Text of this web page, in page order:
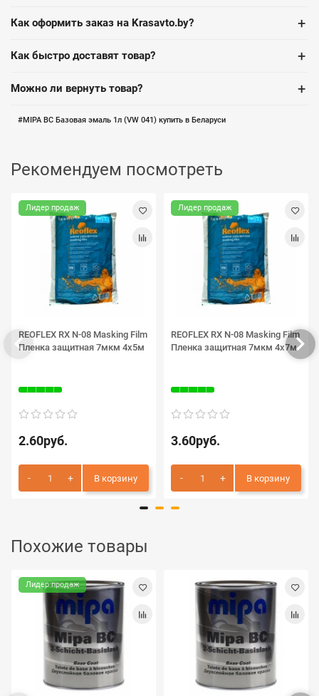
Как оформить заказ на Krasavto.by? +
Как быстро доставят товар? +
Можно ли вернуть товар? +
MIPA BC Базовая эмаль 1л (VW 041) купить в Беларуси
Рекомендуем посмотреть
Лидер продаж
REOFLEX RX N-08 Masking Film
Пленка защитная 7мкм 4х5м
2.60руб.
В корзину
Лидер продаж
REOFLEX RX N-08 Masking Film
Пленка защитная 7мкм 4х7м
3.60руб.
В корзину
Похожие товары
Лидер продаж